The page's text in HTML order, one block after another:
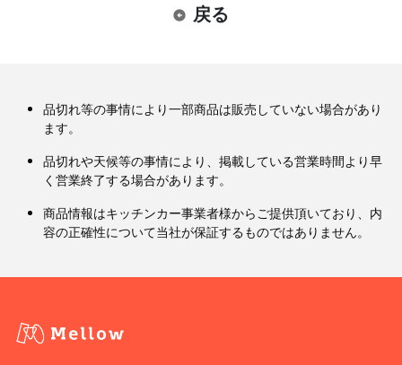
戻る
品切れ等の事情により一部商品は販売していない場合があり
ます。
品切れや天候等の事情により、掲載している営業時間より早
く営業終了する場合があります。
商品情報はキッチンカー事業者様からご提供頂いており、内
容の正確性について当社が保証するものではありません。